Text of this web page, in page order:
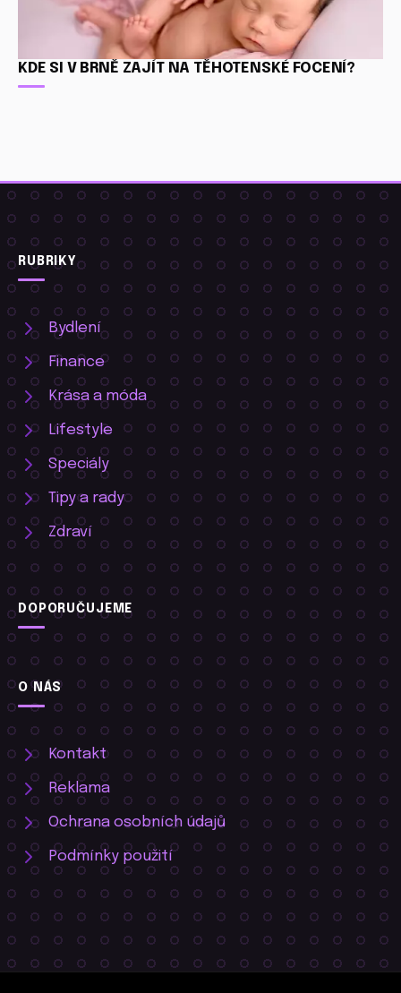
KDE SI V BRNĚ ZAJÍT NA TĚHOTENSKÉ FOCENÍ?
RUBRIKY
Bydlení
Finance
Krása a móda
Lifestyle
Speciály
Tipy a rady
Zdraví
DOPORUČUJEME
O NÁS
Kontakt
Reklama
Ochrana osobních údajů
Podmínky použití